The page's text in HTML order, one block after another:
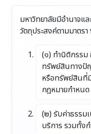
มหาวิทยาลัยมีอำนาจแ
วัตถุประสงค์ตามมาตร
(๑) ทำนิติกรร
ทรัพย์สินทางปั
หรือทรัพย์สินที่
กฎหมายกำหนด
(๒) รับค่าธรรม
บริการ รวมทั้ง